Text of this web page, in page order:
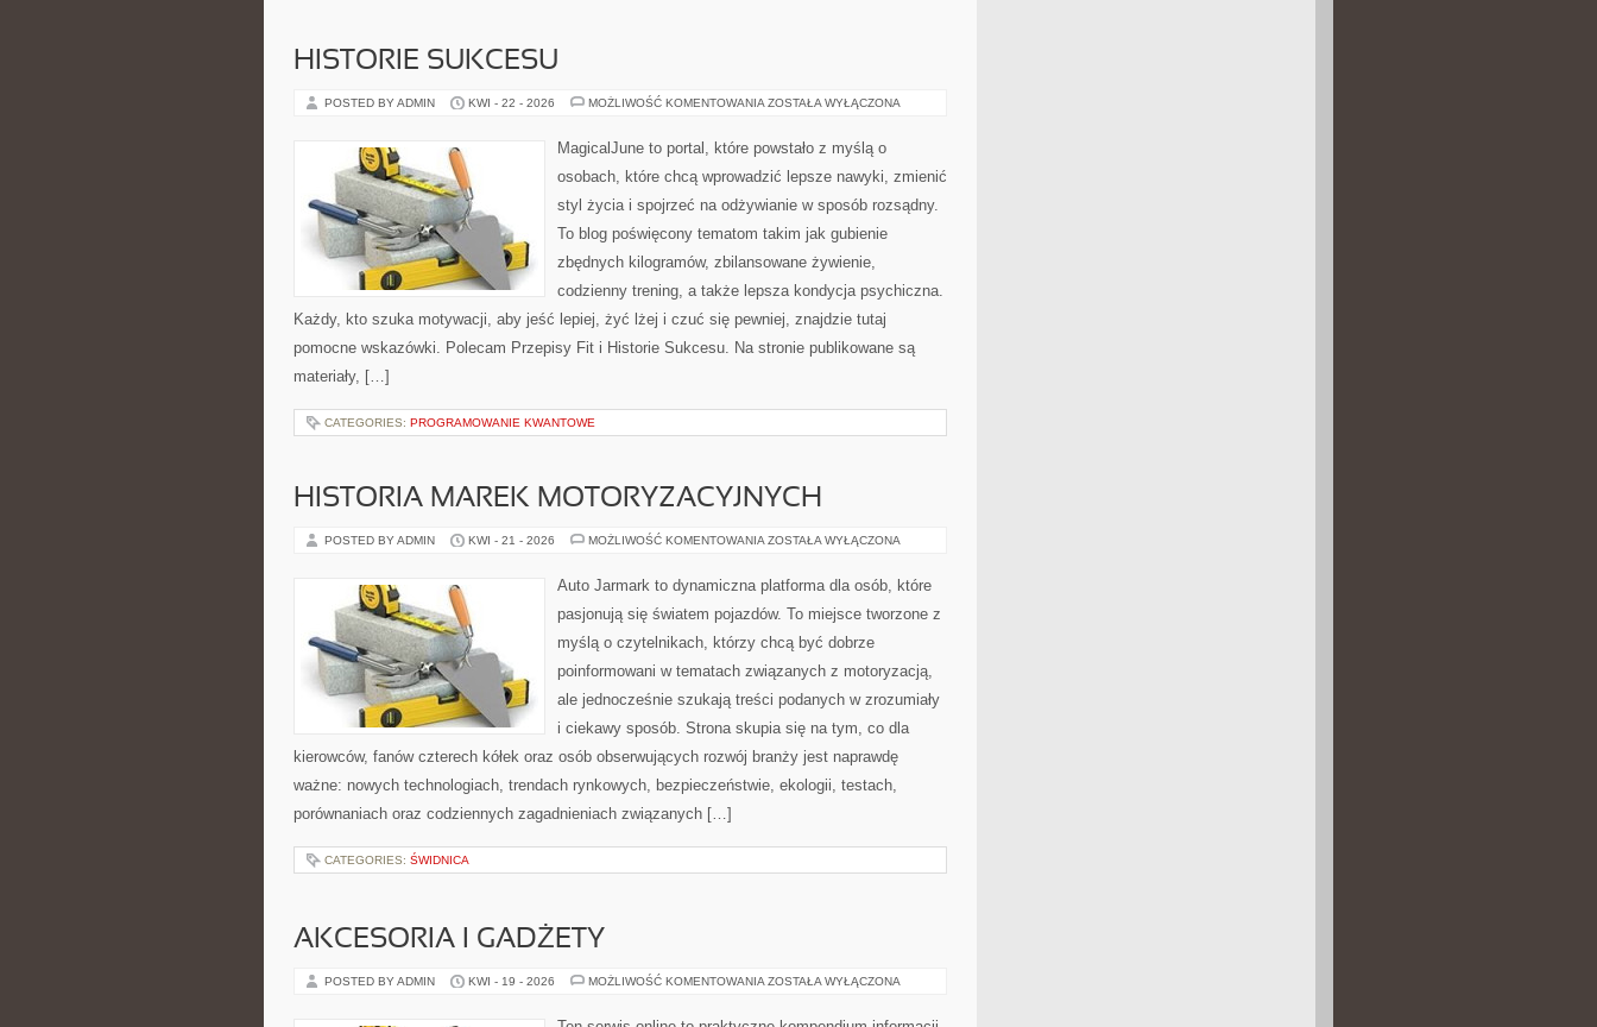
HISTORIE SUKCESU
POSTED BY ADMIN KWI - 22 - 2026 MOŻLIWOŚĆ KOMENTOWANIA HISTORIE
ZOSTAŁA WYŁĄCZONA
MagicalJune to portal, które powstało z myślą o
osobach, które chcą wprowadzić lepsze nawyki, zmienić
styl życia i spojrzeć na odżywianie w sposób rozsądny.
To blog poświęcony tematom takim jak gubienie
zbędnych kilogramów, zbilansowane żywienie,
codzienny trening, a także lepsza kondycja psychiczna.
Każdy, kto szuka motywacji, aby jeść lepiej, żyć lżej i czuć się pewniej, znajdzie tutaj
pomocne wskazówki. Polecam Przepisy Fit i Historie Sukcesu. Na stronie publikowane są
materiały, […]
CATEGORIES: PROGRAMOWANIE KWANTOWE
HISTORIA MAREK MOTORYZACYJNYCH
POSTED BY ADMIN KWI - 21 - 2026 MOŻLIWOŚĆ KOMENTOWANIA HISTORIA
ZOSTAŁA WYŁĄCZONA
Auto Jarmark to dynamiczna platforma dla osób, które
pasjonują się światem pojazdów. To miejsce tworzone z
myślą o czytelnikach, którzy chcą być dobrze
poinformowani w tematach związanych z motoryzacją,
ale jednocześnie szukają treści podanych w zrozumiały
i ciekawy sposób. Strona skupia się na tym, co dla
kierowców, fanów czterech kółek oraz osób obserwujących rozwój branży jest naprawdę
ważne: nowych technologiach, trendach rynkowych, bezpieczeństwie, ekologii, testach,
porównaniach oraz codziennych zagadnieniach związanych […]
CATEGORIES: ŚWIDNICA
AKCESORIA I GADŻETY
POSTED BY ADMIN KWI - 19 - 2026 MOŻLIWOŚĆ KOMENTOWANIA AKCESORIA
ZOSTAŁA WYŁĄCZONA